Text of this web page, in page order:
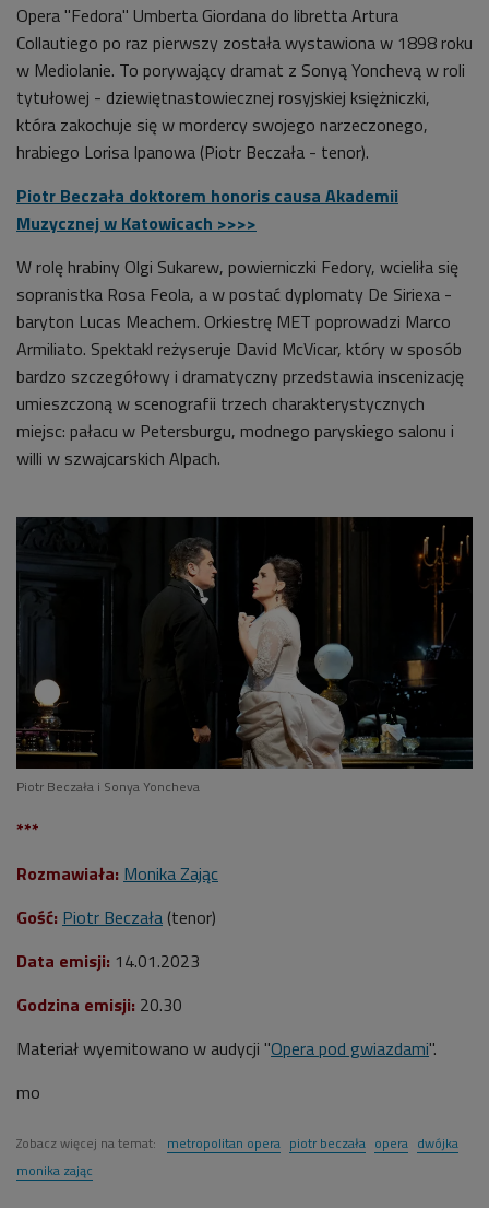
Opera "Fedora" Umberta Giordana do libretta Artura
Collautiego po raz pierwszy została wystawiona w 1898 roku
w Mediolanie. To porywający dramat z Sonyą Yonchevą w roli
tytułowej - dziewiętnastowiecznej rosyjskiej księżniczki,
która zakochuje się w mordercy swojego narzeczonego,
hrabiego Lorisa Ipanowa (Piotr Beczała - tenor).
Piotr Beczała doktorem honoris causa Akademii
Muzycznej w Katowicach >>>>
W rolę hrabiny Olgi Sukarew, powierniczki Fedory, wcieliła się
sopranistka Rosa Feola, a w postać dyplomaty De Siriexa -
baryton Lucas Meachem. Orkiestrę MET poprowadzi Marco
Armiliato. Spektakl reżyseruje David McVicar, który w sposób
bardzo szczegółowy i dramatyczny przedstawia inscenizację
umieszczoną w scenografii trzech charakterystycznych
miejsc: pałacu w Petersburgu, modnego paryskiego salonu i
willi w szwajcarskich Alpach.
Piotr Beczała i Sonya Yoncheva
***
Rozmawiała: Monika Zając
Gość: Piotr Beczała (tenor)
Data emisji: 14.01.2023
Godzina emisji: 20.30
Materiał wyemitowano w audycji "Opera pod gwiazdami".
mo
Zobacz więcej na temat: metropolitan opera piotr beczała opera dwójka
monika zając